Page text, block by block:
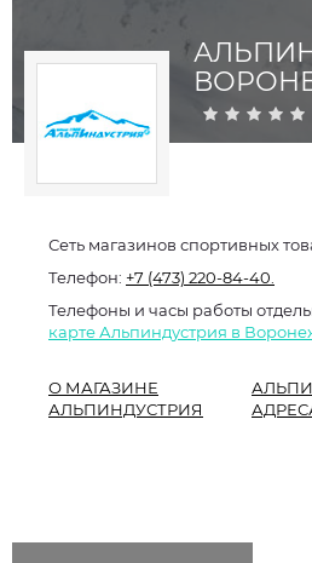
Сеть магазинов спортивных
Телефон: +7 (473) 220-84-40.
Телефоны и часы работы
карте Альпиндустрия в
О МАГАЗИНЕ
АЛЬПИНДУСТРИЯ